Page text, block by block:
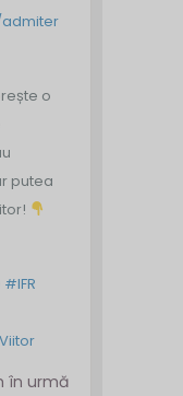
o
putea
#IFR
în urmă